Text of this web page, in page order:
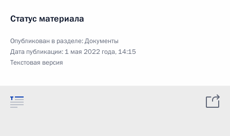
Статус материала
Опубликован в разделе:Документы
Дата публикации: 1 мая 2022 года, 14:15
Текстовая версия